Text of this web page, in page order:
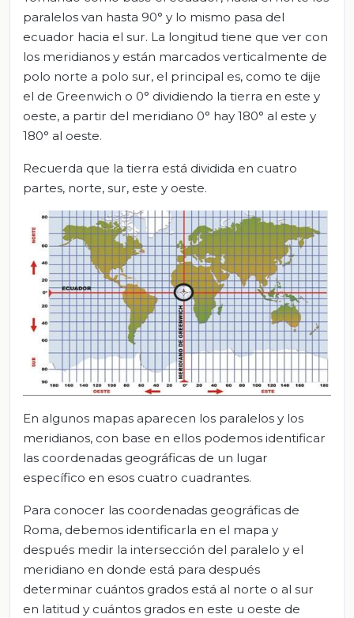
paralelos van hasta 90° y lo mismo pasa del
ecuador hacia el sur. La longitud tiene que ver con
los meridianos y están marcados verticalmente de
polo norte a polo sur, el principal es, como te dije
el de Greenwich o 0° dividiendo la tierra en este y
oeste, a partir del meridiano 0° hay 180° al este y
180° al oeste.
Recuerda que la tierra está dividida en cuatro
partes, norte, sur, este y oeste.
En algunos mapas aparecen los paralelos y los
meridianos, con base en ellos podemos identificar
las coordenadas geográficas de un lugar
específico en esos cuatro cuadrantes.
Para conocer las coordenadas geográficas de
Roma, debemos identificarla en el mapa y
después medir la intersección del paralelo y el
meridiano en donde está para después
determinar cuántos grados está al norte o al sur
en latitud y cuántos grados en este u oeste de